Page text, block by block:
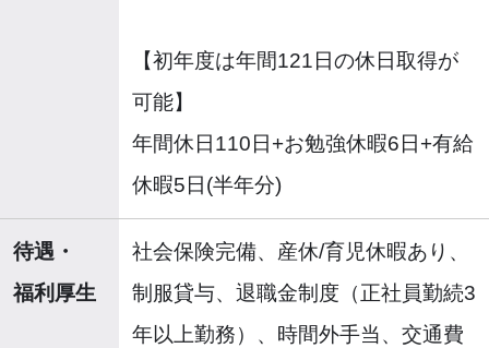
【初年度は年間121日の休日取得が
可能】
年間休日110日+お勉強休暇6日+有給
休暇5日(半年分)
待遇・
福利厚生
社会保険完備、産休/育児休暇あり、
制服貸与、退職金制度（正社員勤続3
年以上勤務）、時間外手当、交通費